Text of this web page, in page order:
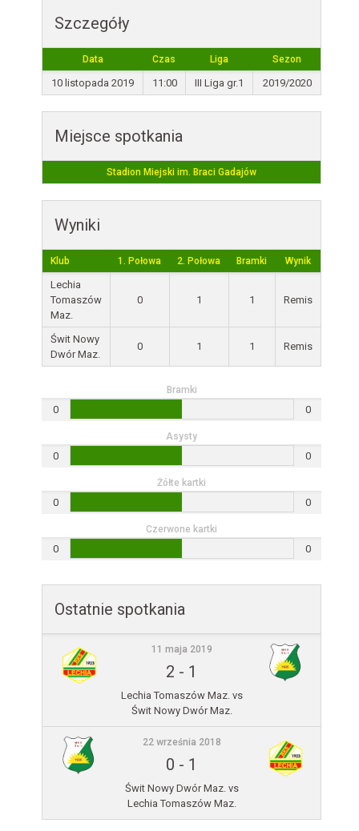
Szczegóły
Data Czas Liga Sezon
10 listopada 2019 11:00 III Liga gr.1 2019/2020
Miejsce spotkania
Stadion Miejski im. Braci Gadajów
Wyniki
Klub 1. Połowa 2. Połowa Bramki Wynik
Lechia
Tomaszów
Maz.
0 1 1 Remis
Świt Nowy
Dwór Maz.
0 1 1 Remis
Bramki
0 0
Asysty
0 0
Żółte kartki
0 0
Czerwone kartki
0 0
Ostatnie spotkania
11 maja 2019
2 - 1
Lechia Tomaszów Maz. vs
Świt Nowy Dwór Maz.
22 września 2018
0 - 1
Świt Nowy Dwór Maz. vs
Lechia Tomaszów Maz.